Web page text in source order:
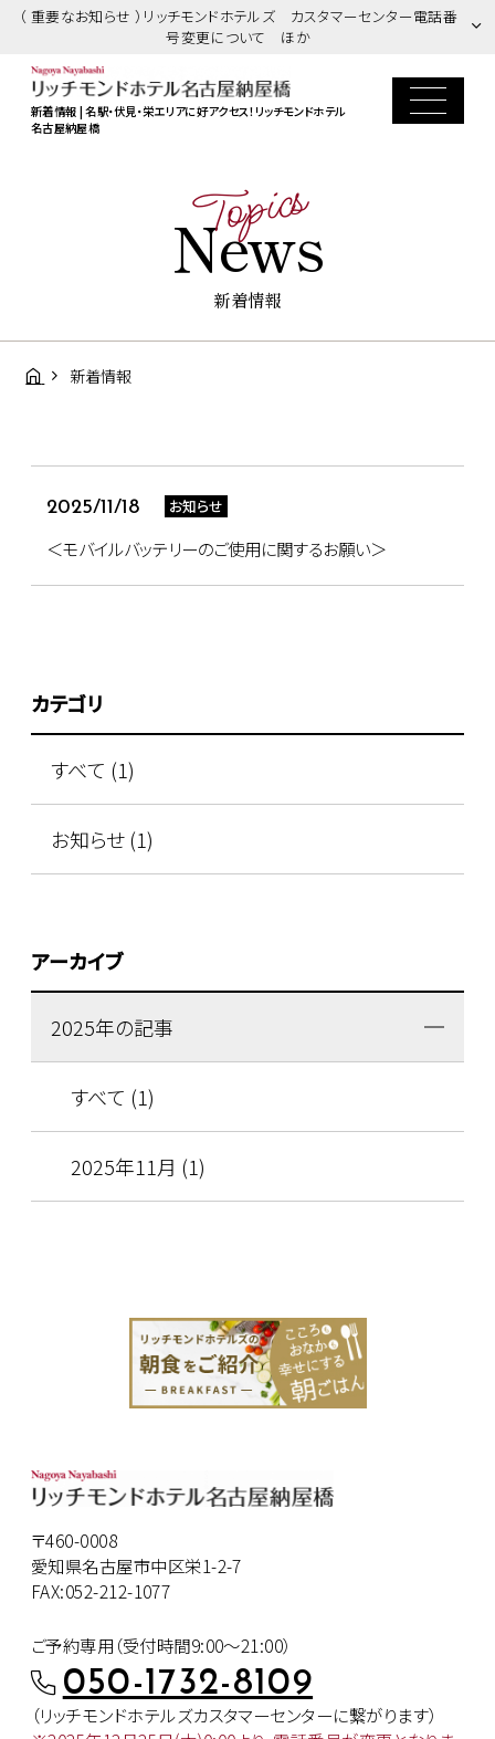
（ 重要なお知らせ ）リッチモンドホテルズ カスタマーセンター電話番
号変更について ほか
新着情報 | 名駅・伏見・栄エリアに好アクセス！ リッチモンドホテル
名古屋納屋橋
News
Topics
新着情報
新着情報
2025/11/18 お知らせ
＜モバイルバッテリーのご使用に関するお願い＞
カテゴリ
すべて (1)
お知らせ (1)
アーカイブ
2025年の記事
すべて (1)
2025年11月 (1)
〒460-0008
愛知県名古屋市中区栄1-2-7
FAX:052-212-1077
ご予約専用（受付時間9:00～21:00）
050-1732-8109
（リッチモンドホテルズカスタマーセンターに繋がります）